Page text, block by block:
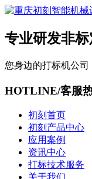
专业研发非
您身边的打标机公司
HOTLINE/客服
初刻首页
初刻产品中心
应用案例
资讯中心
打标技术服务